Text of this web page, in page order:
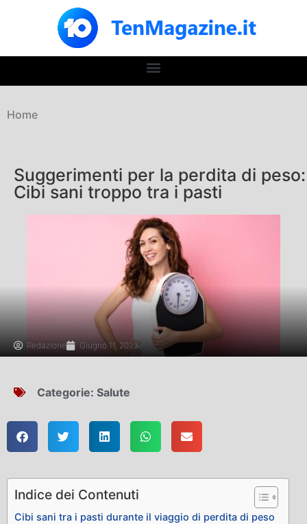
Home
Suggerimenti per la perdita di peso:
Cibi sani troppo tra i pasti
Redazione Giugno 11, 2023
Categorie: Salute
Indice dei Contenuti
Cibi sani tra i pasti durante il viaggio di perdita di peso